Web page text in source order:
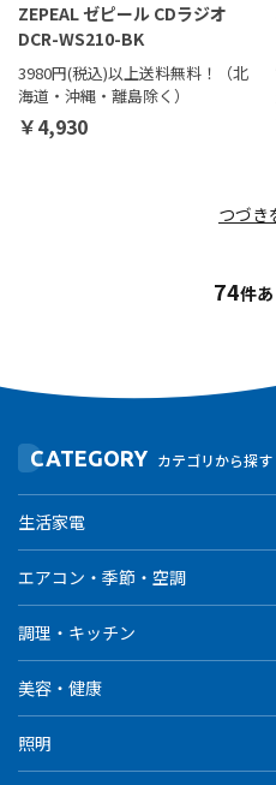
ZEPEAL ゼピール CDラジオ
DCR-WS210-BK
3980円(税込)以上送料無料！（北
海道・沖縄・離島除く）
￥4,930
つづき
74件
CATEGORY カテゴリから探す
生活家電
エアコン・季節・空調
調理・キッチン
美容・健康
照明